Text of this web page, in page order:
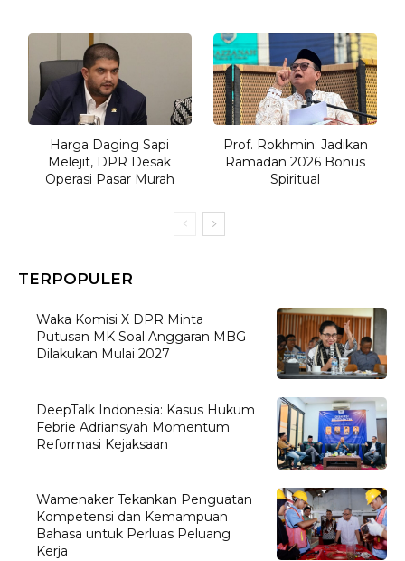
Harga Daging Sapi
Melejit, DPR Desak
Operasi Pasar Murah
Prof. Rokhmin: Jadikan
Ramadan 2026 Bonus
Spiritual
TERPOPULER
Waka Komisi X DPR Minta
Putusan MK Soal Anggaran MBG
Dilakukan Mulai 2027
DeepTalk Indonesia: Kasus Hukum
Febrie Adriansyah Momentum
Reformasi Kejaksaan
Wamenaker Tekankan Penguatan
Kompetensi dan Kemampuan
Bahasa untuk Perluas Peluang
Kerja